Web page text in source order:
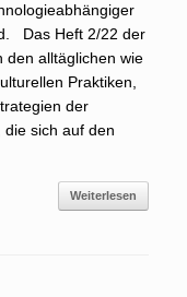
Das Heft 2/22 der
den alltäglichen wie
Praktiken,
der
die sich auf den
Weiterlesen